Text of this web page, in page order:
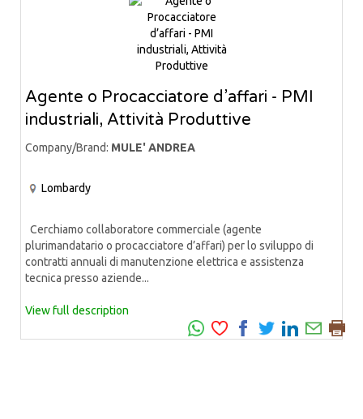
Agente o Procacciatore d’affari - PMI
industriali, Attività Produttive
Company/Brand: MULE' ANDREA
Lombardy
Cerchiamo collaboratore commerciale (agente
plurimandatario o procacciatore d’affari) per lo sviluppo di
contratti annuali di manutenzione elettrica e assistenza
tecnica presso aziende...
View full description